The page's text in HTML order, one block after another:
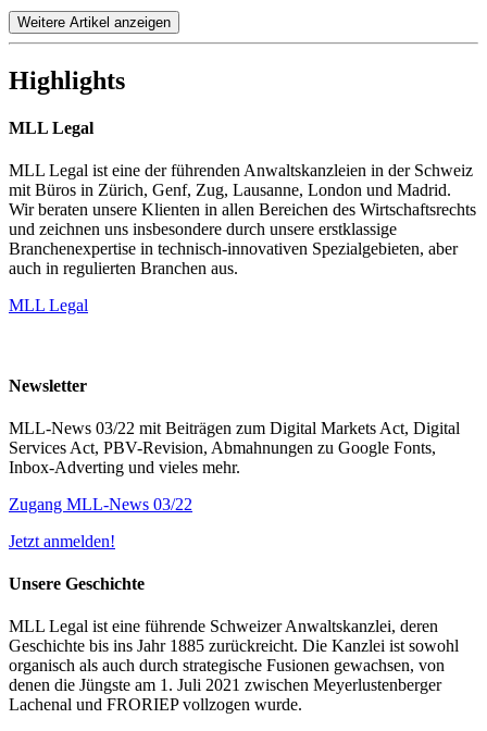
Weitere Artikel anzeigen
Highlights
MLL Legal
MLL Legal ist eine der führenden Anwaltskanzleien in der Schweiz
mit Büros in Zürich, Genf, Zug, Lausanne, London und Madrid.
Wir beraten unsere Klienten in allen Bereichen des Wirtschaftsrechts
und zeichnen uns insbesondere durch unsere erstklassige
Branchenexpertise in technisch-innovativen Spezialgebieten, aber
auch in regulierten Branchen aus.
MLL Legal
Newsletter
MLL-News 03/22 mit Beiträgen zum Digital Markets Act, Digital
Services Act, PBV-Revision, Abmahnungen zu Google Fonts,
Inbox-Adverting und vieles mehr.
Zugang MLL-News 03/22
Jetzt anmelden!
Unsere Geschichte
MLL Legal ist eine führende Schweizer Anwaltskanzlei, deren
Geschichte bis ins Jahr 1885 zurückreicht. Die Kanzlei ist sowohl
organisch als auch durch strategische Fusionen gewachsen, von
denen die Jüngste am 1. Juli 2021 zwischen Meyerlustenberger
Lachenal und FRORIEP vollzogen wurde.